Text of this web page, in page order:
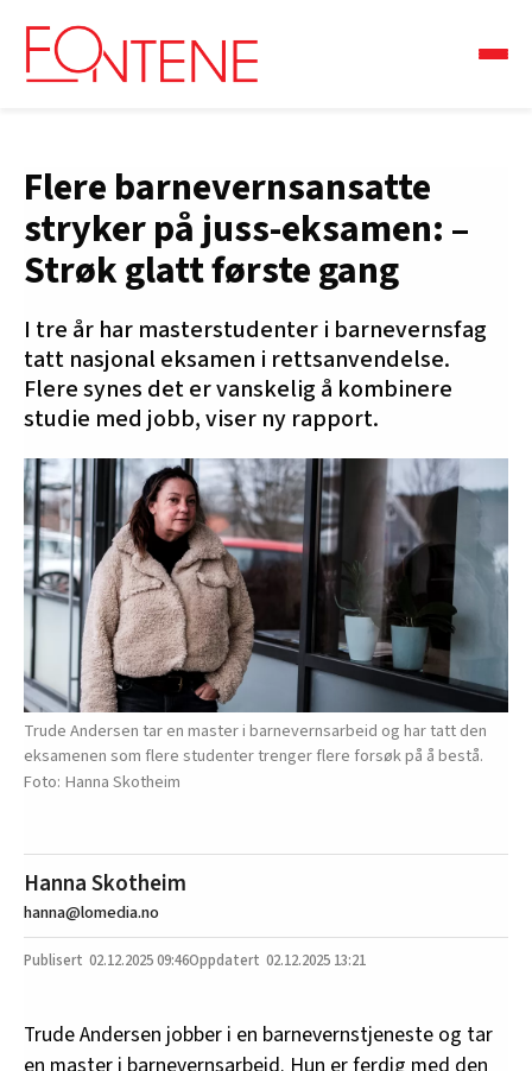
Flere barnevernsansatte
stryker på juss-eksamen: –
Strøk glatt første gang
I tre år har masterstudenter i barnevernsfag
tatt nasjonal eksamen i rettsanvendelse.
Flere synes det er vanskelig å kombinere
studie med jobb, viser ny rapport.
Trude Andersen tar en master i barnevernsarbeid og har tatt den
eksamenen som flere studenter trenger flere forsøk på å bestå.
Hanna Skotheim
Hanna Skotheim
hanna@lomedia.no
02.12.202509:46 02.12.2025 13:21
Trude Andersen jobber i en barnevernstjeneste og tar